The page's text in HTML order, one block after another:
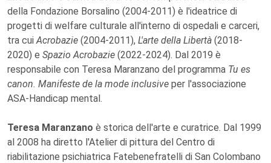
della Fondazione Borsalino (2004-2011) è l'ideatrice di
progetti di welfare culturale all'interno di ospedali e carceri,
tra cui Acrobazie (2004-2011), L'arte della Libertà (2018-
2020) e Spazio Acrobazie (2022-2024). Dal 2019 è
responsabile con Teresa Maranzano del programma Tu es
canon. Manifeste de la mode inclusive per l'associazione
ASA-Handicap mental.
Teresa Maranzano è storica dell'arte e curatrice. Dal 1999
al 2008 ha diretto l'Atelier di pittura del Centro di
riabilitazione psichiatrica Fatebenefratelli di San Colombano